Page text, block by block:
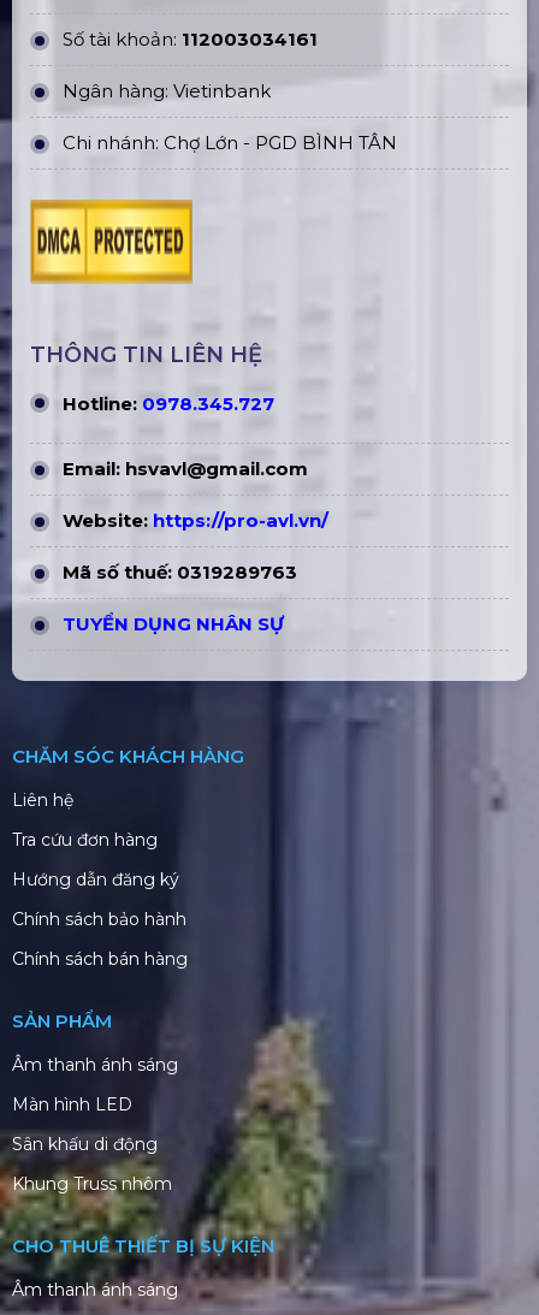
Số tài khoản: 112003034161
Ngân hàng: Vietinbank
Chi nhánh: Chợ Lớn - PGD BÌNH TÂN
THÔNG TIN LIÊN HỆ
Hotline: 0978.345.727
Email: hsvavl@gmail.com
Website: https://pro-avl.vn/
Mã số thuế: 0319289763
TUYỂN DỤNG NHÂN SỰ
CHĂM SÓC KHÁCH HÀNG
Liên hệ
Tra cứu đơn hàng
Hướng dẫn đăng ký
Chính sách bảo hành
Chính sách bán hàng
SẢN PHẨM
Âm thanh ánh sáng
Màn hình LED
Sân khấu di động
Khung Truss nhôm
CHO THUÊ THIẾT BỊ SỰ KIỆN
Âm thanh ánh sáng